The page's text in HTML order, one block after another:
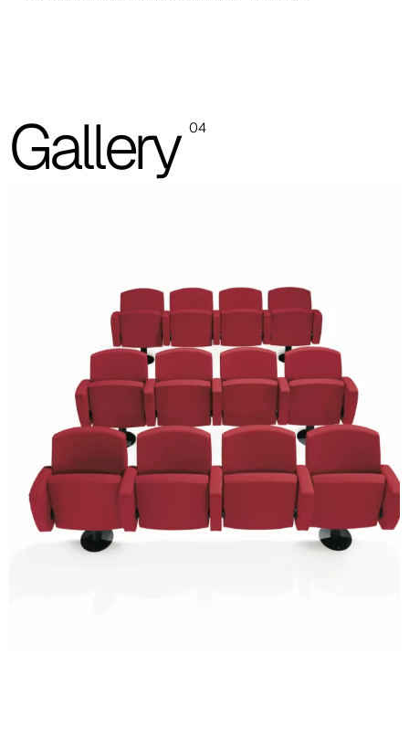
Trave con piede libero
Le immagini presenti sono indicative, si consiglia sempre di
consultare la cartella con i campioni reali.
A 35F
A 39F
Gallery 04